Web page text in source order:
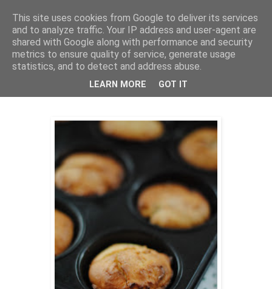
THURSDAYSCOOKING
nedjelja, 15. siječnja 2017.
Patin 15- Češke buhtle
This site uses cookies from Google to deliver its services
and to analyze traffic. Your IP address and user-agent are
shared with Google along with performance and security
metrics to ensure quality of service, generate usage
statistics, and to detect and address abuse.
LEARN MORE GOT IT